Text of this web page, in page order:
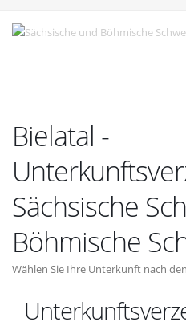
Bielatal -
Sächsische
Böhmische
Wählen Sie Ihre Unterkunft nach